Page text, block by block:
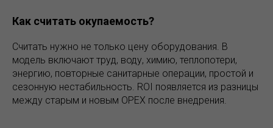
Как считать окупаемость?
Считать нужно не только цену оборудования. В
модель включают труд, воду, химию, теплопотери,
энергию, повторные санитарные операции, простой и
сезонную нестабильность. ROI появляется из разницы
между старым и новым OPEX после внедрения.